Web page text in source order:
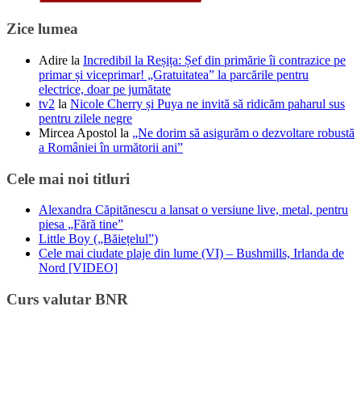
Zice lumea
Adire la Incredibil la Reșița: Șef din primărie îi contrazice pe
primar și viceprimar! „Gratuitatea” la parcările pentru
electrice, doar pe jumătate
tv2 la Nicole Cherry și Puya ne invită să ridicăm paharul sus
pentru zilele negre
Mircea Apostol la „Ne dorim să asigurăm o dezvoltare robustă
a României în următorii ani”
Cele mai noi titluri
Alexandra Căpitănescu a lansat o versiune live, metal, pentru
piesa „Fără tine”
Little Boy („Băiețelul”)
Cele mai ciudate plaje din lume (VI) – Bushmills, Irlanda de
Nord [VIDEO]
Curs valutar BNR